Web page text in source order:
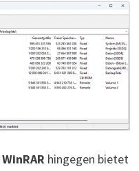
WinRAR hingegen bietet